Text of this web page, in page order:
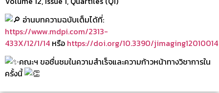
อ่านบทความฉบับเต็มได้ที่:
https://www.mdpi.com/2313-
433X/12/1/14 หรือ https://doi.org/10.3390/jimaging12010014
คณะฯ ขอชื่นชมในความสำเร็จและความก้าวหน้าทางวิชาการใน
ครั้งนี้